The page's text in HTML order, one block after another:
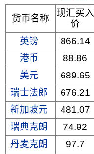
货币名称
现汇买入
价
英镑
866.14
港币
88.86
美元
689.65
瑞士法郎
676.21
新加坡元
481.07
瑞典克朗
74.92
丹麦克朗
97.7